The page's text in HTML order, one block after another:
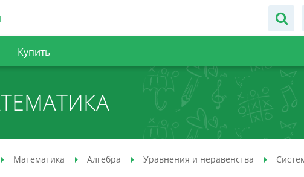
Купить
Математика Алгебра Уравнения и неравенства